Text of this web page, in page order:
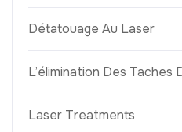
Détatouage Au Laser
L’élimination Des Taches
Laser Treatments